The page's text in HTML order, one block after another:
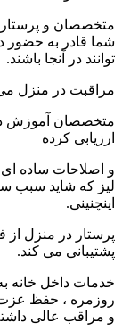
متخصصان و
شما قادر به حضور
توانند در آنجا باشند.
مراقبت در منزل
متخصصان آموزش
ارزیابی کرده
و اصلاحات ساده ای
لیز که شاید سبب
اینچنینی.
پرستار در منزل از
پشتیبانی می کند.
خدمات داخل خانه
روزمره ، حفظ
و مراقب عالی